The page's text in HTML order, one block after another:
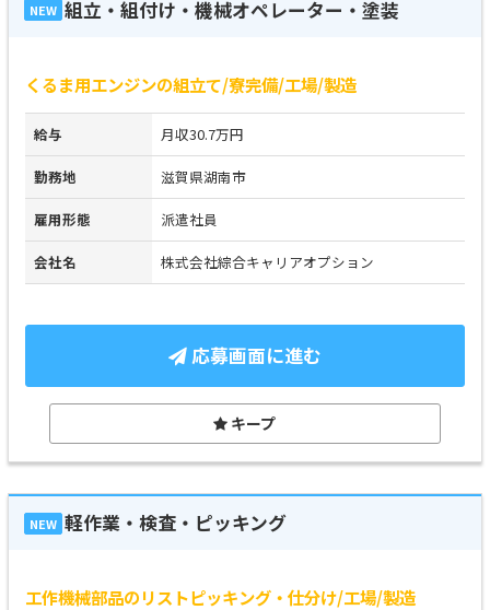
NEW 組立・組付け・機械オペレーター・塗装
くるま用エンジンの組立て/寮完備/工場/製造
給与 月収30.7万円
勤務地 滋賀県湖南市
雇用形態 派遣社員
会社名 株式会社綜合キャリアオプション
応募画面に進む
キープ
NEW 軽作業・検査・ピッキング
工作機械部品のリストピッキング・仕分け/工場/製造